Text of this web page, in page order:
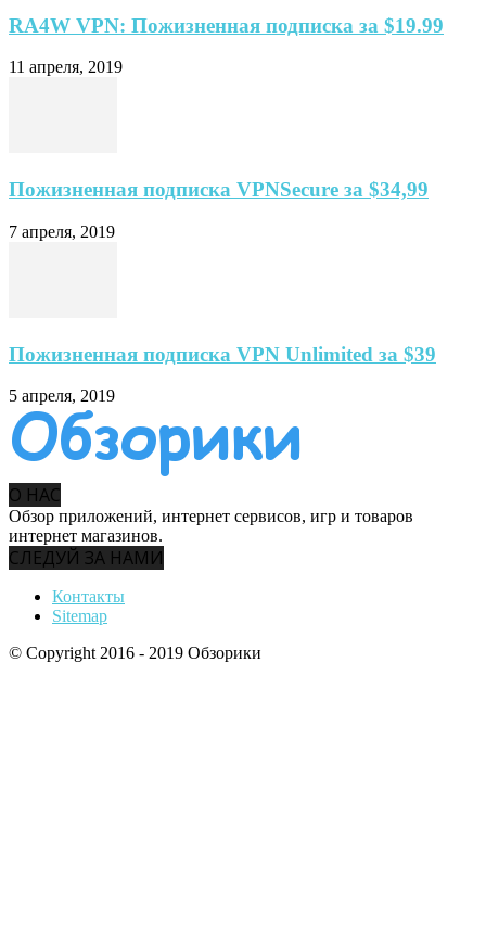
RA4W VPN: Пожизненная подписка за $19.99
11 апреля, 2019
Пожизненная подписка VPNSecure за $34,99
7 апреля, 2019
Пожизненная подписка VPN Unlimited за $39
5 апреля, 2019
О НАС
Обзор приложений, интернет сервисов, игр и товаров
интернет магазинов.
СЛЕДУЙ ЗА НАМИ
Контакты
Sitemap
© Copyright 2016 - 2019 Обзорики